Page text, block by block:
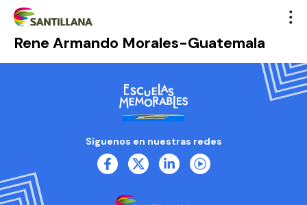
Rene Armando Morales-Guatemala
Síguenos en nuestras redes